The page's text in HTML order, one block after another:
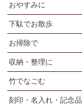
おやすみに
下駄でお散歩
お掃除で
収納・整理に
竹でなごむ
刻印・名入れ・記念品